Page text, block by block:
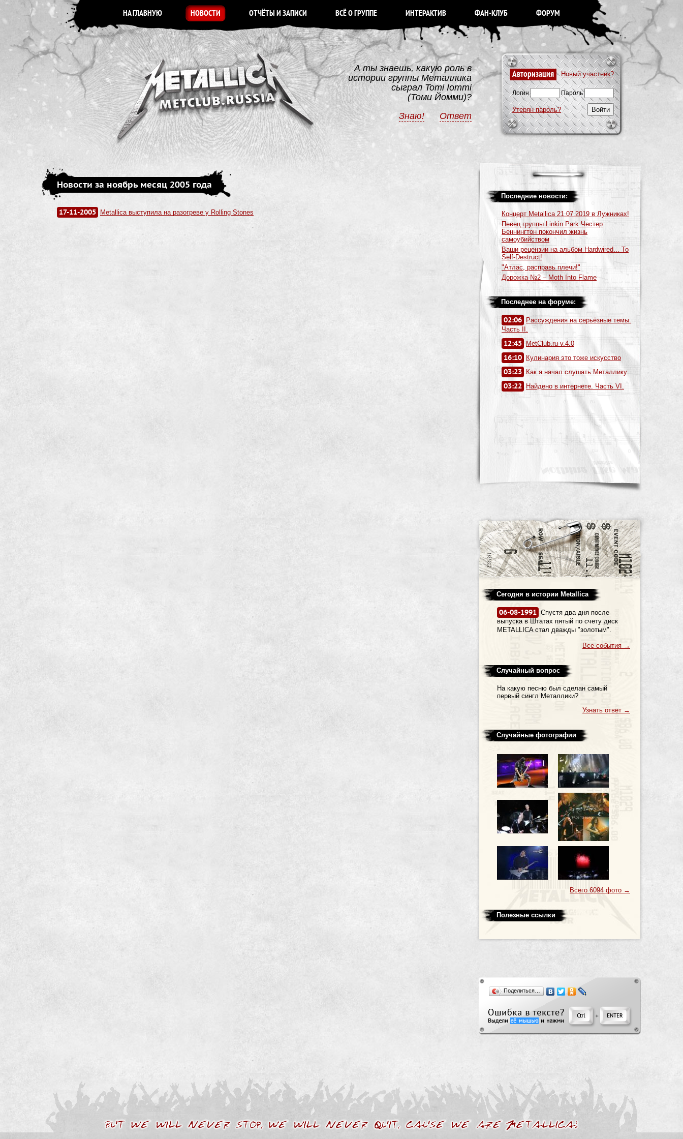
НА ГЛАВНУЮ НОВОСТИ ОТЧЁТЫ И ЗАПИСИ ВСЁ О ГРУППЕ ИНТЕРАКТИВ ФАН-КЛУБ ФОРУМ
Авторизация Новый участник?
Логин Пароль
Утерян пароль?
А ты знаешь, какую роль в
истории группы Металлика
сыграл Tomi Iommi
(Томи Йомми)?
Знаю!
Ответ
Новости за ноябрь месяц 2005 года
17-11-2005 Metallica выступила на разогреве у Rolling Stones
Последние новости:
Концерт Metallica 21.07.2019 в Лужниках!
Певец группы Linkin Park Честер
Беннингтон покончил жизнь
самоубийством
Ваши рецензии на альбом Hardwired... To
Self-Destruct!
"Атлас, расправь плечи!"
Дорожка №2 – Moth Into Flame
Последнее на форуме:
02:06
Рассуждения на серьёзные темы.
Часть II.
12:45 MetClub.ru v.4.0
16:10 Кулинария это тоже искусство
03:23 Как я начал слушать Металлику
03:22 Найдено в интернете. Часть VI.
Сегодня в истории Metallica
06-08-1991 Спустя два дня после
выпуска в Штатах пятый по счету диск
METALLICA стал дважды "золотым".
Все события →
Случайный вопрос
На какую песню был сделан самый
первый сингл Металлики?
Узнать ответ →
Случайные фотографии
Всего 6094 фото →
Полезные ссылки
Поделиться…